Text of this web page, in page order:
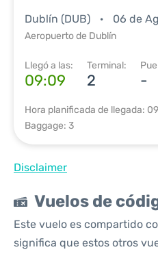
Dublín (DUB) 06 de
Aeropuerto de Dublín
Llegó a las:
09:09
Terminal:
2 -
Hora planificada de llegada:
Baggage: 3
Disclaimer
Vuelos de
Este vuelo es compartido
significa que estos otros